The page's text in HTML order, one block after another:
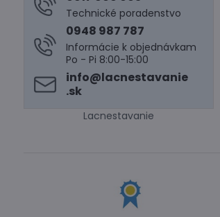
Technické poradenstvo
0948 987 787
Informácie k objednávkam
Po - Pi 8:00-15:00
info​@lacnestavanie​
.sk
Lacnestavanie